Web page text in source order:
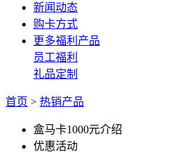
新闻动态
购卡方式
更多福利产品
员工福利
礼品定制
首页 > 热销产品
盒马卡1000元介绍
优惠活动